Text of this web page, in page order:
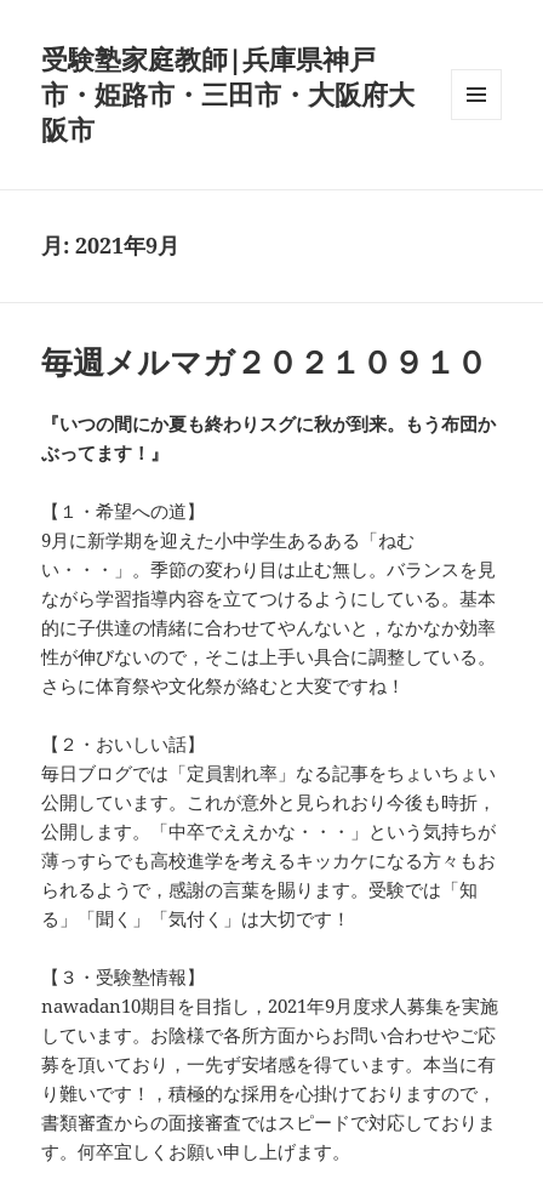
受験塾家庭教師|兵庫県神戸
市・姫路市・三田市・大阪府大
阪市
月:2021年9月
毎週メルマガ２０２１０９１０
『いつの間にか夏も終わりスグに秋が到来。もう布団か
ぶってます！』
【１・希望への道】
9月に新学期を迎えた小中学生あるある「ねむ
い・・・」。季節の変わり目は止む無し。バランスを見
ながら学習指導内容を立てつけるようにしている。基本
的に子供達の情緒に合わせてやんないと，なかなか効率
性が伸びないので，そこは上手い具合に調整している。
さらに体育祭や文化祭が絡むと大変ですね！
【２・おいしい話】
毎日ブログでは「定員割れ率」なる記事をちょいちょい
公開しています。これが意外と見られおり今後も時折，
公開します。「中卒でええかな・・・」という気持ちが
薄っすらでも高校進学を考えるキッカケになる方々もお
られるようで，感謝の言葉を賜ります。受験では「知
る」「聞く」「気付く」は大切です！
【３・受験塾情報】
nawadan10期目を目指し，2021年9月度求人募集を実施
しています。お陰様で各所方面からお問い合わせやご応
募を頂いており，一先ず安堵感を得ています。本当に有
り難いです！，積極的な採用を心掛けておりますので，
書類審査からの面接審査ではスピードで対応しておりま
す。何卒宜しくお願い申し上げます。